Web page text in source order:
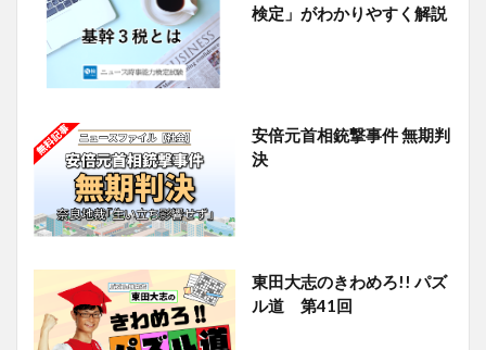
検定」がわかりやすく解説
安倍元首相銃撃事件 無期判
決
東田大志のきわめろ!! パズ
ル道 第41回